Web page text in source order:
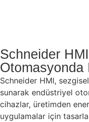
Schneider
Otomasyonda
Schneider HMI,
sunarak endüstriyel
cihazlar, üretimden
uygulamalar için